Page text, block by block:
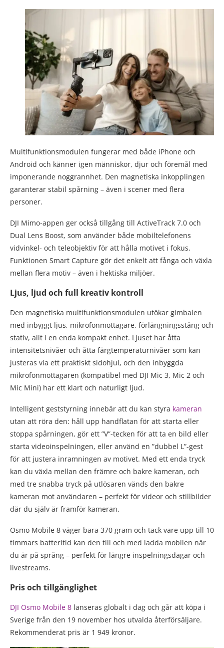
Multifunktionsmodulen fungerar med både iPhone och
Android och känner igen människor, djur och föremål med
imponerande noggrannhet. Den magnetiska inkopplingen
garanterar stabil spårning – även i scener med flera
personer.
DJI Mimo-appen ger också tillgång till ActiveTrack 7.0 och
Dual Lens Boost, som använder både mobiltelefonens
vidvinkel- och teleobjektiv för att hålla motivet i fokus.
Funktionen Smart Capture gör det enkelt att fånga och växla
mellan flera motiv – även i hektiska miljöer.
Ljus, ljud och full kreativ kontroll
Den magnetiska multifunktionsmodulen utökar gimbalen
med inbyggt ljus, mikrofonmottagare, förlängningsstång och
stativ, allt i en enda kompakt enhet. Ljuset har åtta
intensitetsnivåer och åtta färgtemperaturnivåer som kan
justeras via ett praktiskt sidohjul, och den inbyggda
mikrofonmottagaren (kompatibel med DJI Mic 3, Mic 2 och
Mic Mini) har ett klart och naturligt ljud.
Intelligent geststyrning innebär att du kan styra kameran
utan att röra den: håll upp handflatan för att starta eller
stoppa spårningen, gör ett ”V”-tecken för att ta en bild eller
starta videoinspelningen, eller använd en ”dubbel L”-gest
för att justera inramningen av motivet. Med ett enda tryck
kan du växla mellan den främre och bakre kameran, och
med tre snabba tryck på utlösaren vänds den bakre
kameran mot användaren – perfekt för videor och stillbilder
där du själv är framför kameran.
Osmo Mobile 8 väger bara 370 gram och tack vare upp till 10
timmars batteritid kan den till och med ladda mobilen när
du är på språng – perfekt för längre inspelningsdagar och
livestreams.
Pris och tillgänglighet
DJI Osmo Mobile 8 lanseras globalt i dag och går att köpa i
Sverige från den 19 november hos utvalda återförsäljare.
Rekommenderat pris är 1 949 kronor.